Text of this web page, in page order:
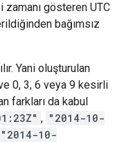
gösteren UTC
bağımsız
Yani oluşturulan
0, 3, 6 veya 9 kesirli
farkları da kabul
, "2014-10-
"2014-10-